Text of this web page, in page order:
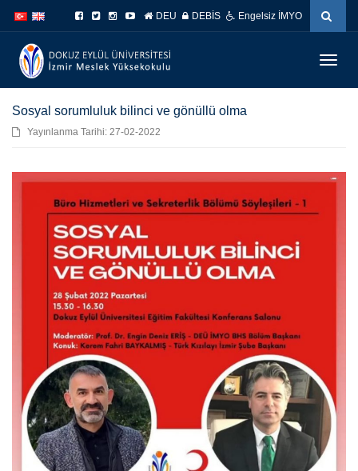
atla
atla
DEU DEBİS Engelsiz İMYO
Sosyal sorumluluk bilinci ve gönüllü olma
Yayınlanma Tarihi: 27-02-2022